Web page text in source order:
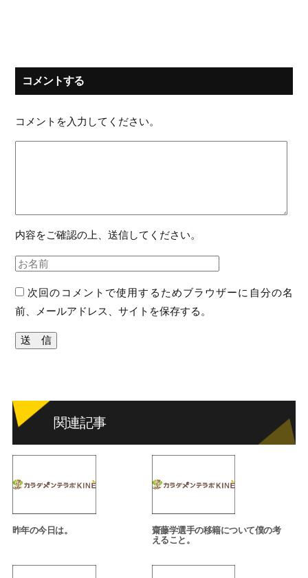
コメントする
コメントを入力してください。
内容をご確認の上、送信してください。
次回のコメントで使用するためブラウザーに自分の名
前、メールアドレス、サイトを保存する。
関連記事
昨年の今日は。
齋藤学選手の移籍について僕の考
えること。